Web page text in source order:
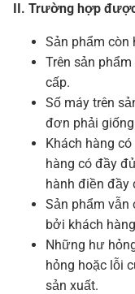
II. Trường hợp
Sản phẩm còn
Trên sản
cấp.
Số máy trên
đơn phải
Khách hàng
hàng có đầy
hành điền đầy
Sản phẩm vẫn
bởi khách
Những hư
hỏng hoặc lỗi
sản xuất.